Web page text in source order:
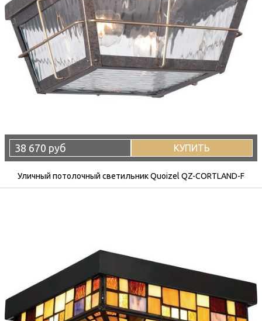
38 670 руб КУПИТЬ
Уличный потолочный светильник Quoizel QZ-CORTLAND-F